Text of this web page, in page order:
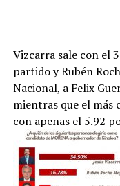
Vizcarra sale con el
partido y Rubén
Nacional, a Felix
mientras que el más
con apenas el 5.92